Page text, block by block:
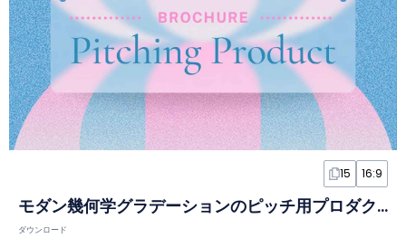
15 16:9
モダン幾何学グラデーションのピッチ用プロダクトブロシュアスライド
ダウンロード